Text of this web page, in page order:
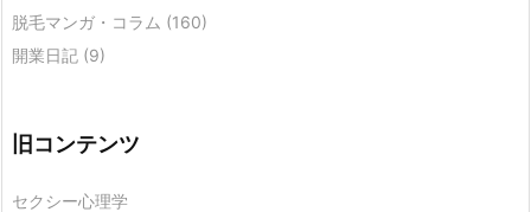
脱毛マンガ・コラム (160)
開業日記 (9)
旧コンテンツ
セクシー心理学